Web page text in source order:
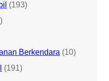
(193)
Berkendara (10)
(191)